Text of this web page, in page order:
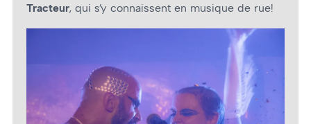
Tracteur, qui s’y connaissent en musique de rue!